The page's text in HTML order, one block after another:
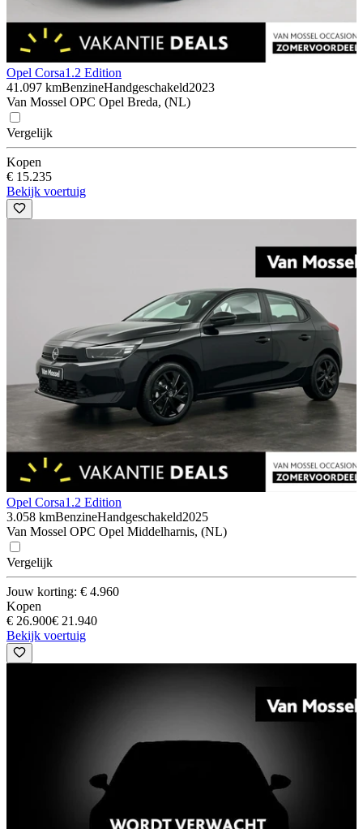
Opel Corsa1.2 Edition
41.097 kmBenzineHandgeschakeld2023
Van Mossel OPC Opel Breda, (NL)
Vergelijk
Kopen
€ 15.235
Bekijk voertuig
Opel Corsa1.2 Edition
3.058 kmBenzineHandgeschakeld2025
Van Mossel OPC Opel Middelharnis, (NL)
Vergelijk
Jouw korting: € 4.960
Kopen
€ 26.900€ 21.940
Bekijk voertuig